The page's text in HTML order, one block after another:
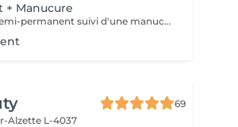
+ Manucure
Retrait en douceur du vernis semi-permanent suivi d'une manucure complète avec soin des ongles, cuticules et peau. Résultat : des ongles sains, propres et parfaitement soignés, prêts pour une nouvelle pose.
69
Alzette L-4037